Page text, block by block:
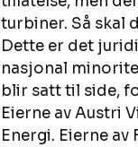
turbiner. Så skal
Dette er det
nasjonal
blir satt til side,
Eierne av Austri
Energi. Eierne av